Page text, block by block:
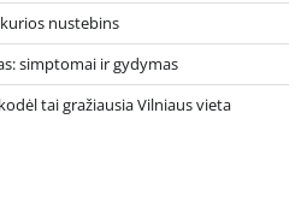
nustebins
simptomai ir gydymas
tai gražiausia Vilniaus vieta